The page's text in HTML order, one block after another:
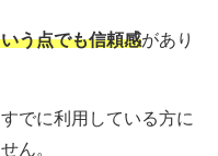
う点でも信頼感があり
でに利用している方に
ん。